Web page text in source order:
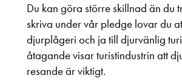
Du kan göra större skillnad än du
skriva under vår pledge lovar du
djurplågeri och ja till djurvänlig
åtagande visar turistindustrin att
resande är viktigt.